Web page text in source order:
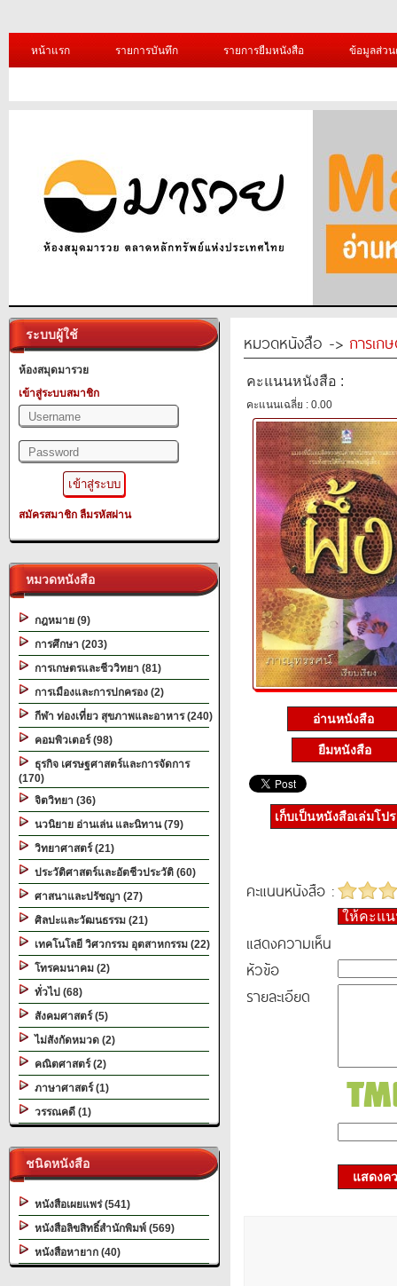
หน้าแรก รายการบันทึก รายการยืมหนังสือ ข้อมูลส่ว
ระบบผู้ใช้
ห้องสมุดมารวย
เข้าสู่ระบบสมาชิก
สมัครสมาชิก ลืมรหัสผ่าน
หมวดหนังสือ
กฎหมาย (9)
การศึกษา (203)
การเกษตรและชีววิทยา (81)
การเมืองและการปกครอง (2)
กีฬา ท่องเที่ยว สุขภาพและอาหาร (240)
คอมพิวเตอร์ (98)
ธุรกิจ เศรษฐศาสตร์และการจัดการ
(170)
จิตวิทยา (36)
นวนิยาย อ่านเล่น และนิทาน (79)
วิทยาศาสตร์ (21)
ประวัติศาสตร์และอัตชีวประวัติ (60)
ศาสนาและปรัชญา (27)
ศิลปะและวัฒนธรรม (21)
เทคโนโลยี วิศวกรรม อุตสาหกรรม (22)
โทรคมนาคม (2)
ทั่วไป (68)
สังคมศาสตร์ (5)
ไม่สังกัดหมวด (2)
คณิตศาสตร์ (2)
ภาษาศาสตร์ (1)
วรรณคดี (1)
ชนิดหนังสือ
หนังสือเผยแพร่ (541)
หนังสือลิขสิทธิ์สำนักพิมพ์ (569)
หนังสือหายาก (40)
หมวดหนังสือ -> การเก
คะแนนหนังสือ :
คะแนนเฉลี่ย : 0.00
อ่านหนังสือ
ยืมหนังสือ
เก็บเป็นหนังสือเล่มโป
คะแนนหนังสือ :
ให้คะแ
แสดงความเห็น
หัวข้อ
รายละเอียด
แสดงค